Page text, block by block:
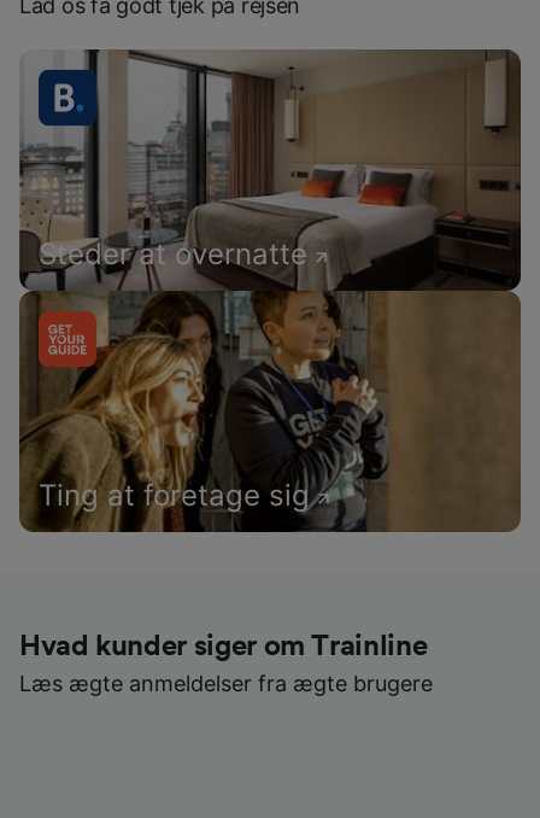
Steder at overnatte
Ting at foretage sig
Hvad kunder siger om Trainline
Læs ægte anmeldelser fra ægte brugere